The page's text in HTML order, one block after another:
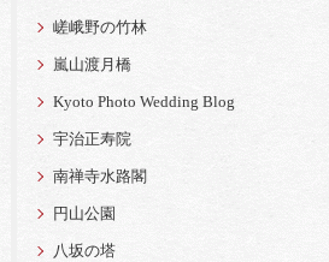
嵯峨野の竹林
嵐山渡月橋
Kyoto Photo Wedding Blog
宇治正寿院
南禅寺水路閣
円山公園
八坂の塔